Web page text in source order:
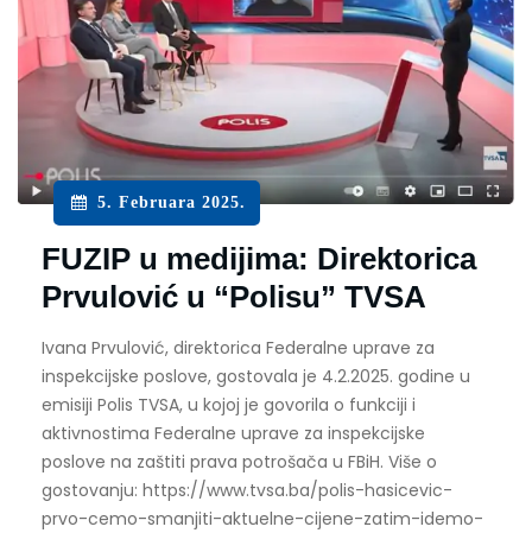
5. Februara 2025.
FUZIP u medijima: Direktorica
Prvulović u “Polisu” TVSA
Ivana Prvulović, direktorica Federalne uprave za
inspekcijske poslove, gostovala je 4.2.2025. godine u
emisiji Polis TVSA, u kojoj je govorila o funkciji i
aktivnostima Federalne uprave za inspekcijske
poslove na zaštiti prava potrošača u FBiH. Više o
gostovanju: https://www.tvsa.ba/polis-hasicevic-
prvo-cemo-smanjiti-aktuelne-cijene-zatim-idemo-